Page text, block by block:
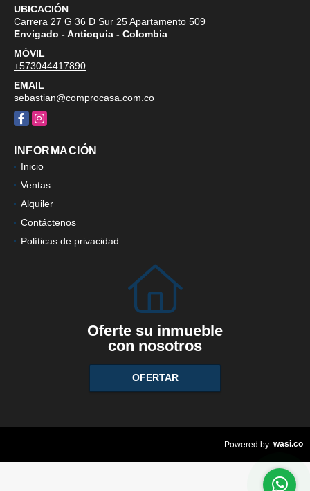
UBICACIÓN
Carrera 27 G 36 D Sur 25 Apartamento 509
Envigado - Antioquia - Colombia
MÓVIL
+573044417890
EMAIL
sebastian@comprocasa.com.co
FacebookInstagram
INFORMACIÓN
Inicio
Ventas
Alquiler
Contáctenos
Políticas de privacidad
Oferte su inmueble
con nosotros
OFERTAR
Powered by: wasi.co